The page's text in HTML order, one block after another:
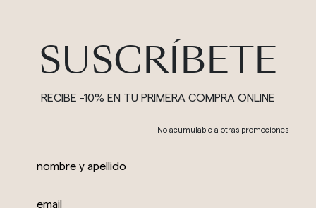
SUSCRÍBETE
RECIBE -10% EN TU PRIMERA COMPRA ONLINE
No acumulable a otras promociones